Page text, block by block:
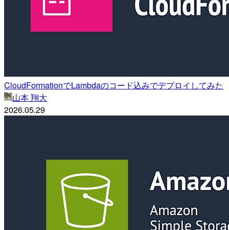
CloudFormationでLambdaのコード込みでデプロイしてみた
山本 翔大
2026.05.29